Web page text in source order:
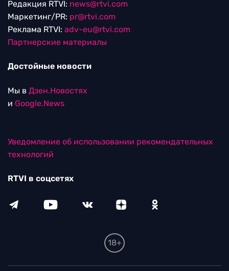
Редакция RTVI: news@rtvi.com
Маркетинг/PR: pr@rtvi.com
Реклама RTVI: adv-eu@rtvi.com
Партнерские материалы
Достойные новости
Мы в Дзен.Новостях
и Google.News
Уведомление об использовании рекомендательных
технологий
RTVI в соцсетях
18+